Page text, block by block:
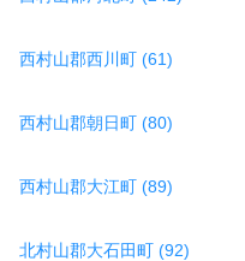
西村山郡西川町 (61)
西村山郡朝日町 (80)
西村山郡大江町 (89)
北村山郡大石田町 (92)